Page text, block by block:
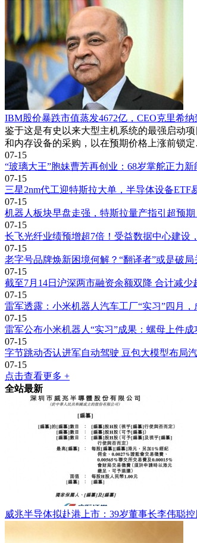
IBM股价暴跌市值蒸发4672亿，CEO克里希
鉴于这是有史以来大型主机系统的最强启动
和内存设备的采购，以在预期价格上涨前锁
07-15
“玻璃大王”胞妹曹芳再创业：68岁掌舵正力
07-15
三星2nm代工迎特斯拉大单，半导体设备ETF
07-15
机器人板块早盘走强，特斯拉量产指引超预
07-15
长飞光纤业绩预增超7倍！受益数据中心建设
07-15
老字号品牌焕新困境何解？“翻译者”或是破局
07-15
截至7月14日沪深两市融资余额双降 合计减少
07-15
雷军透露：小米机器人汽车工厂“实习”四月
07-15
雷军公布小米机器人“实习”成果：螺母上件
07-15
字节跳动否认进军自动驾驶 豆包大模型布局
07-15
点击查看更多 +
全站最新
威兆半导体拟赴港上市：39岁董事长李伟聪